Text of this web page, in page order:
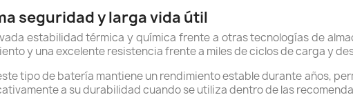
seguridad y larga vida útil
estabilidad térmica y química frente a otras tecnologías de
y una excelente resistencia frente a miles de ciclos de carga y
tipo de batería mantiene un rendimiento estable durante años,
a su durabilidad cuando se utiliza dentro de las